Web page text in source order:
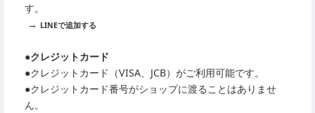
す。
→ LINEで追加する
●クレジットカード
●クレジットカード（VISA、JCB）がご利用可能です。
●クレジットカード番号がショップに渡ることはありませ
ん。